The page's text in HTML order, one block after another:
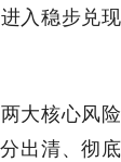
入稳步兑现
大核心风险
出清、彻底